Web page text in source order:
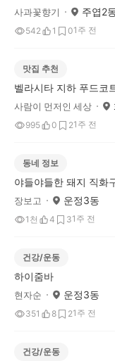
사과꽃향기 주엽2
542 1 01주 전
맛집 추천
벨라시타 지하 푸드코
사람이 먼저인 세상
995 0 21주 전
동네 정보
야들야들한 돼지 직화
장보고 운정3동
1천 4 31주 전
건강/운동
하이줌바
현자순 운정3동
351 8 21주 전
건강/운동